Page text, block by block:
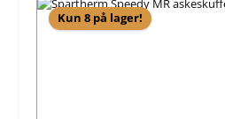
Kun 8 på lager!